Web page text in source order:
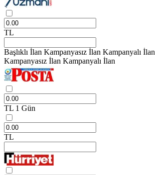
TL
Başlıklı İlan Kampanyasız İlan Kampanyalı İlan
Kampanyasız İlan Kampanyalı İlan
TL 1 Gün
TL